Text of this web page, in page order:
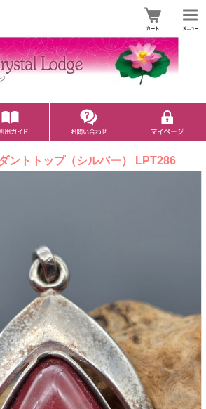
ントトップ（シルバー） LPT286